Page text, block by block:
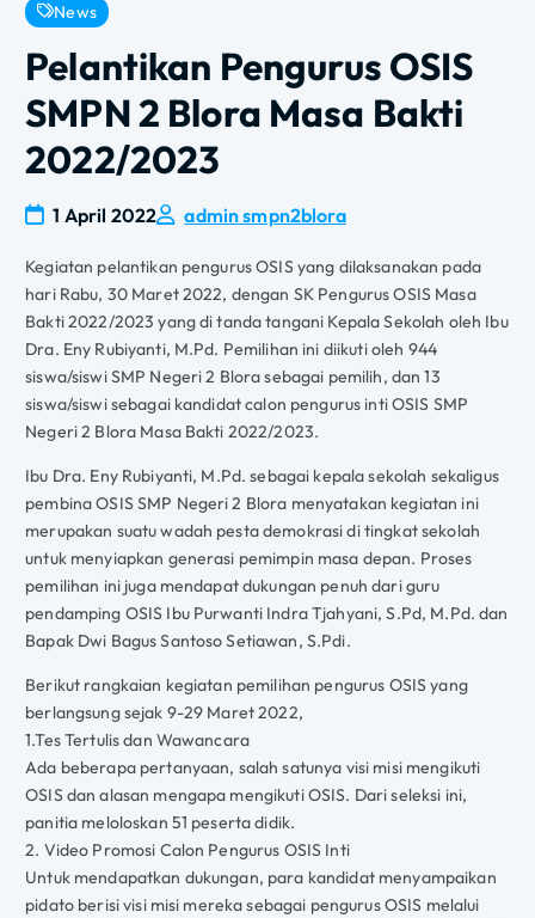
News
Pelantikan Pengurus OSIS
SMPN 2 Blora Masa Bakti
2022/2023
1 April 2022 admin smpn2blora
Kegiatan pelantikan pengurus OSIS yang dilaksanakan pada
hari Rabu, 30 Maret 2022, dengan SK Pengurus OSIS Masa
Bakti 2022/2023 yang di tanda tangani Kepala Sekolah oleh Ibu
Dra. Eny Rubiyanti, M.Pd. Pemilihan ini diikuti oleh 944
siswa/siswi SMP Negeri 2 Blora sebagai pemilih, dan 13
siswa/siswi sebagai kandidat calon pengurus inti OSIS SMP
Negeri 2 Blora Masa Bakti 2022/2023.
Ibu Dra. Eny Rubiyanti, M.Pd. sebagai kepala sekolah sekaligus
pembina OSIS SMP Negeri 2 Blora menyatakan kegiatan ini
merupakan suatu wadah pesta demokrasi di tingkat sekolah
untuk menyiapkan generasi pemimpin masa depan. Proses
pemilihan ini juga mendapat dukungan penuh dari guru
pendamping OSIS Ibu Purwanti Indra Tjahyani, S.Pd, M.Pd. dan
Bapak Dwi Bagus Santoso Setiawan, S.Pdi.
Berikut rangkaian kegiatan pemilihan pengurus OSIS yang
berlangsung sejak 9-29 Maret 2022,
1.Tes Tertulis dan Wawancara
Ada beberapa pertanyaan, salah satunya visi misi mengikuti
OSIS dan alasan mengapa mengikuti OSIS. Dari seleksi ini,
panitia meloloskan 51 peserta didik.
2. Video Promosi Calon Pengurus OSIS Inti
Untuk mendapatkan dukungan, para kandidat menyampaikan
pidato berisi visi misi mereka sebagai pengurus OSIS melalui